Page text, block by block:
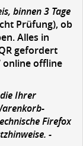
binnen 3 Tage
Prüfung), ob
Alles in
gefordert
online offline
Ihrer
Firefox
-